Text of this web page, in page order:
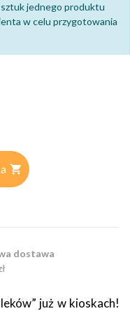
sztuk jednego produktu
w celu przygotowania

dostawa
już w kioskach!